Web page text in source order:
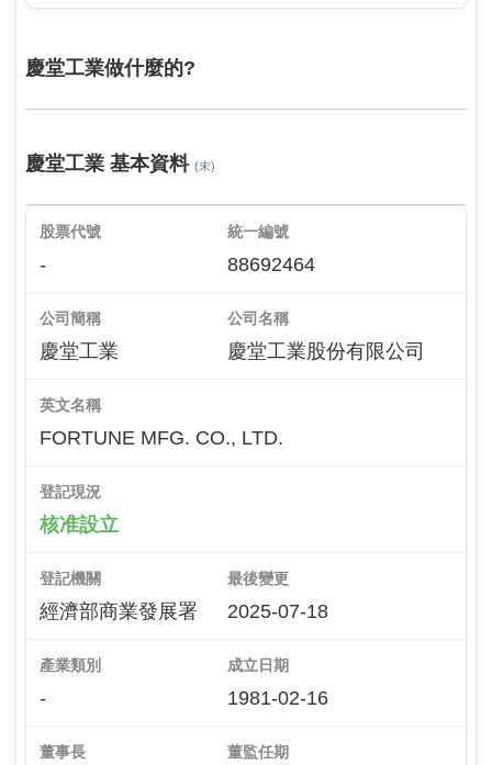
慶堂工業做什麼的?
慶堂工業 基本資料 (未)
股票代號
-
統一編號
88692464
公司簡稱
慶堂工業
公司名稱
慶堂工業股份有限公司
英文名稱
FORTUNE MFG. CO., LTD.
登記現況
核准設立
登記機關
經濟部商業發展署
最後變更
2025-07-18
產業類別
-
成立日期
1981-02-16
董事長 董監任期